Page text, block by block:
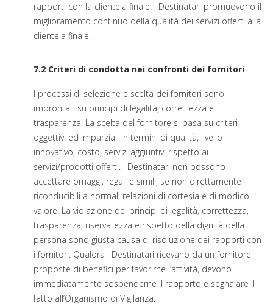
rapporti con la clientela finale. I Destinatari promuovono il
miglioramento continuo della qualità dei servizi offerti alla
clientela finale.
7.2 Criteri di condotta nei confronti dei fornitori
I processi di selezione e scelta dei fornitori sono
improntati su principi di legalità, correttezza e
trasparenza. La scelta del fornitore si basa su criteri
oggettivi ed imparziali in termini di qualità, livello
innovativo, costo, servizi aggiuntivi rispetto ai
servizi/prodotti offerti. I Destinatari non possono
accettare omaggi, regali e simili, se non direttamente
riconducibili a normali relazioni di cortesia e di modico
valore. La violazione dei principi di legalità, correttezza,
trasparenza, riservatezza e rispetto della dignità della
persona sono giusta causa di risoluzione dei rapporti con
i fornitori. Qualora i Destinatari ricevano da un fornitore
proposte di benefici per favorirne l’attività, devono
immediatamente sospenderne il rapporto e segnalare il
fatto all’Organismo di Vigilanza.